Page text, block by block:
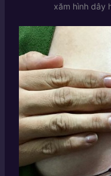
xăm hình dây